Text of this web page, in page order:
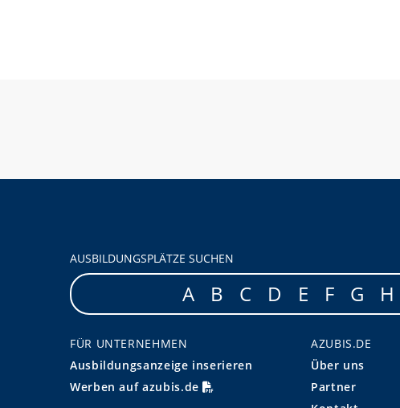
AUSBILDUNGSPLÄTZE SUCHEN
A B C D E F G H
FÜR UNTERNEHMEN
Ausbildungsanzeige inserieren
Werben auf azubis.de
AZUBIS.DE
Über uns
Partner